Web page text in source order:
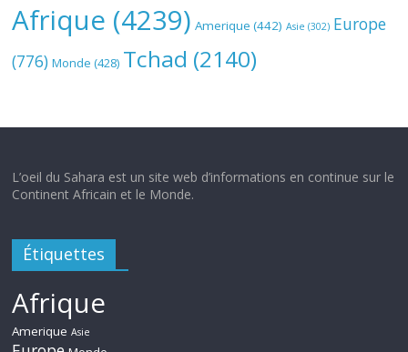
Afrique (4239) Amerique (442) Asie (302) Europe
(776) Monde (428) Tchad (2140)
L’oeil du Sahara est un site web d’informations en continue sur le
Continent Africain et le Monde.
Étiquettes
Afrique
Amerique Asie